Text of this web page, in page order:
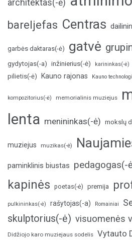
architektas(-ė)
bareljefas Centras
garbės daktaras(-ė) gatvė
gydytojas(-a) inžinierius(-ė) karininkas(-ė)
pilietis(-ė)
Kauno rajonas Kauno
kompozitorius(-ė) memorialinis muziejus
lenta menininkas(-ė) mokslų
muziejus muzikas(-ė)
paminklinis biustas pedagogas(-
kapinės poetas(-ė) premija
pulkininkas(-ė) rašytojas(-a) Romainiai
skulptorius(-ė) visuomenės
Didžiojo karo muziejaus sodelis Vytauto